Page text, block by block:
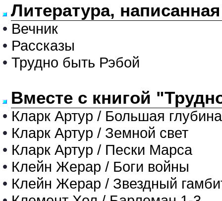
Литература,
• Вечник
• Рассказы
• Трудно быть Рэбой
Вместе с книгой
• Кларк Артур / Большая глубина
• Кларк Артур / Земной свет
• Кларк Артур / Пески Марса
• Клейн Жерар / Боги войны
• Клейн Жерар / Звездный